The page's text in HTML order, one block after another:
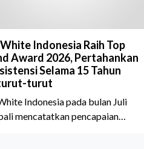
Indonesia Raih Top
Award 2026, Pertahankan
Selama 15 Tahun
turut
Indonesia pada bulan Juli
mencatatkan pencapaian